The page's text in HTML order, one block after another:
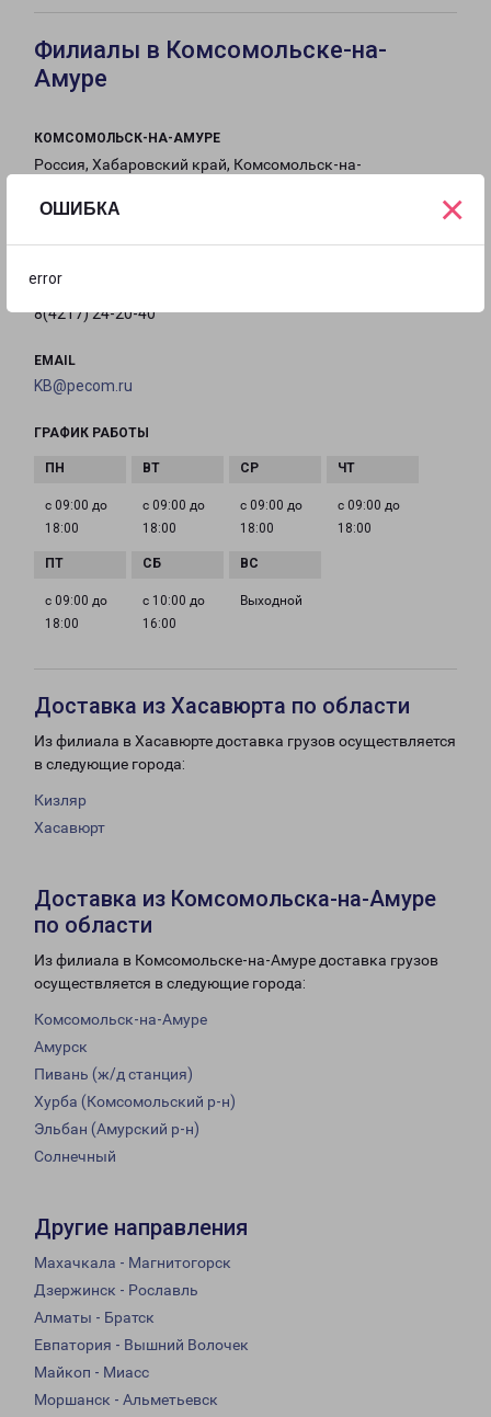
ОШИБКА
error
×
Филиалы в Комсомольске-на-
Амуре
КОМСОМОЛЬСК-НА-АМУРЕ
Россия, Хабаровский край, Комсомольск-на-
на карте
ТЕЛЕФОН
8(4217) 24-20-40
EMAIL
KB@pecom.ru
ГРАФИК РАБОТЫ
с 09:00 до
18:00
с 09:00 до
18:00
с 09:00 до
18:00
с 09:00 до
18:00
с 09:00 до
18:00
с 10:00 до
16:00
Выходной
Доставка из Хасавюрта по области
Из филиала в Хасавюрте доставка грузов осуществляется
в следующие города:
Кизляр
Хасавюрт
Доставка из Комсомольска-на-Амуре
по области
Из филиала в Комсомольске-на-Амуре доставка грузов
осуществляется в следующие города:
Комсомольск-на-Амуре
Амурск
Пивань (ж/д станция)
Хурба (Комсомольский р-н)
Эльбан (Амурский р-н)
Солнечный
Другие направления
Махачкала - Магнитогорск
Дзержинск - Рославль
Алматы - Братск
Евпатория - Вышний Волочек
Майкоп - Миасс
Моршанск - Альметьевск